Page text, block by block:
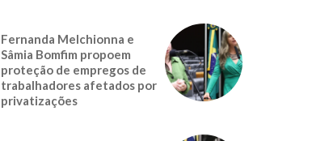
Fernanda Melchionna e
Sâmia Bomfim propoem
proteção de empregos de
trabalhadores afetados por
privatizações